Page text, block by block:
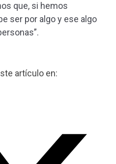
que, si hemos
ser por algo y ese algo
artículo en: